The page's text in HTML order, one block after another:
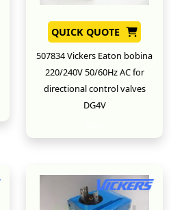
QUICK QUOTE
507834 Vickers Eaton bobina
220/240V 50/60Hz AC for
directional control valves
DG4V